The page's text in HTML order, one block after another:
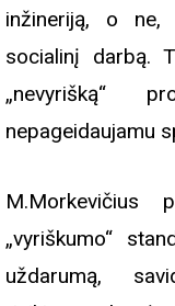
inžineriją, o ne,
socialinį darbą.
„nevyrišką“
nepageidaujamu
„vyriškumo“
uždarumą,